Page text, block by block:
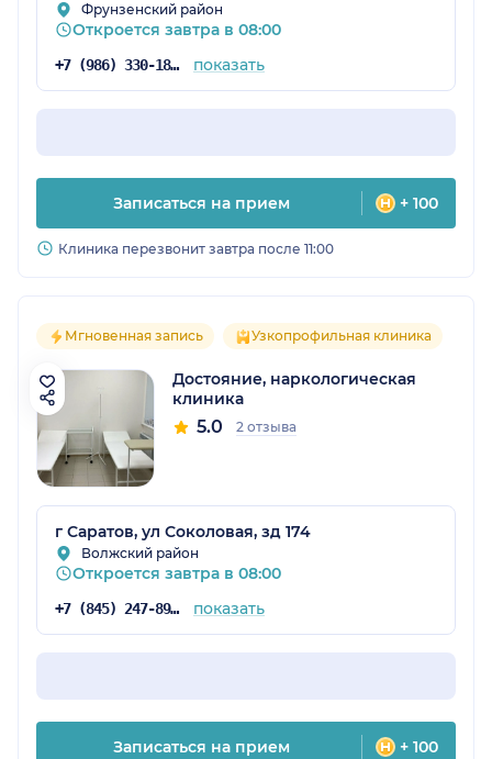
Фрунзенский район
Откроется завтра в 08:00
+7 (986) 330-18-97 показать
Записаться на прием + 100
Клиника перезвонит завтра после 11:00
Мгновенная запись Узкопрофильная клиника
Достояние, наркологическая
клиника
5.0 2 отзыва
г Саратов, ул Соколовая, зд 174
Волжский район
Откроется завтра в 08:00
+7 (845) 247-89-73 показать
Записаться на прием + 100